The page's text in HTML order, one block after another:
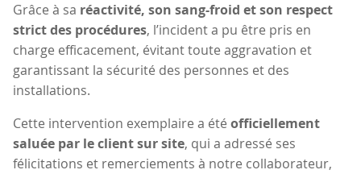
Grâce à sa réactivité, son sang-froid et son respect
strict des procédures, l’incident a pu être pris en
charge efficacement, évitant toute aggravation et
garantissant la sécurité des personnes et des
installations.
Cette intervention exemplaire a été officiellement
saluée par le client sur site, qui a adressé ses
félicitations et remerciements à notre collaborateur,